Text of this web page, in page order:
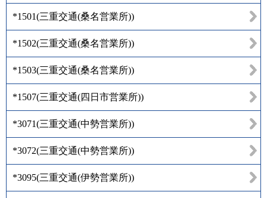
*1501(三重交通(桑名営業所))
*1502(三重交通(桑名営業所))
*1503(三重交通(桑名営業所))
*1507(三重交通(四日市営業所))
*3071(三重交通(中勢営業所))
*3072(三重交通(中勢営業所))
*3095(三重交通(伊勢営業所))